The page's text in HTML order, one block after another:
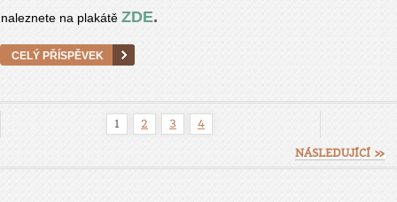
naleznete na plakátě ZDE.
CELÝ PŘÍSPĚVEK
1 2 3 4
NÁSLEDUJÍCÍ »